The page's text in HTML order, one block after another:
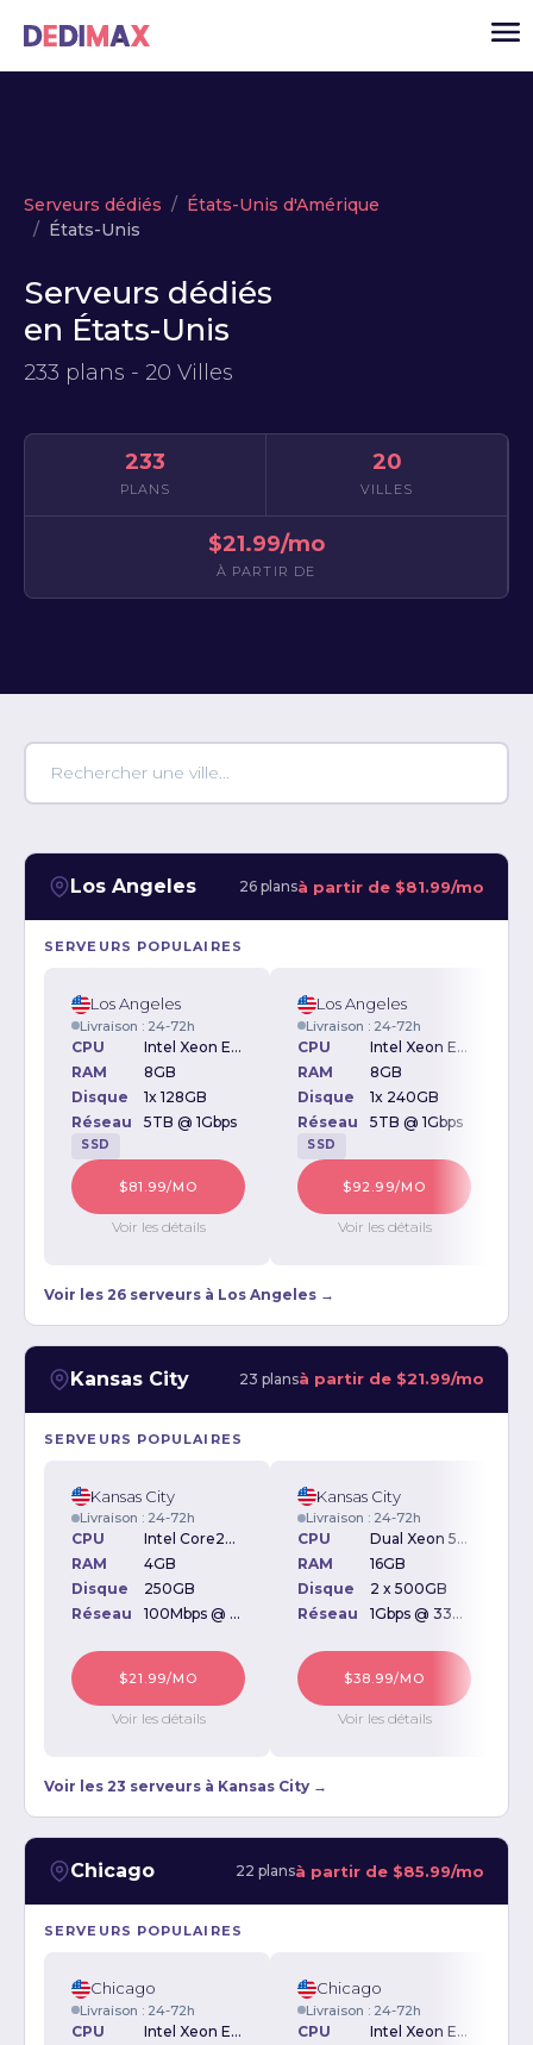
VPS
USD▾
MON ESPACE
Serveurs dédiés
États-Unis d'Amérique
États-Unis
Serveurs dédiés
en États-Unis
233 plans - 20 Villes
233
PLANS
20
VILLES
$21.99/mo
À PARTIR DE
Los Angeles 26 plansà partir de $81.99/mo
SERVEURS POPULAIRES
Los Angeles
Livraison : 24-72h
CPU
Intel Xeon E3-1230v2 3.30GHz
RAM
8GB
Disque
1x 128GB
Réseau
5TB @ 1Gbps
SSD
$81.99/MO
Voir les détails
Los Angeles
Livraison : 24-72h
CPU
Intel Xeon E-2234 3.6GHz
RAM
8GB
Disque
1x 240GB
Réseau
5TB @ 1Gbps
SSD
$92.99/MO
Voir les détails
Voir les 26 serveurs à Los Angeles →
Kansas City 23 plansà partir de $21.99/mo
SERVEURS POPULAIRES
Kansas City
Livraison : 24-72h
CPU
Intel Core2Duo 1.6GHz
RAM
4GB
Disque
250GB
Réseau
100Mbps @ Unmetered
$21.99/MO
Voir les détails
Kansas City
Livraison : 24-72h
CPU
Dual Xeon 5150 2.66Ghz
RAM
16GB
Disque
2 x 500GB
Réseau
1Gbps @ 33TB
$38.99/MO
Voir les détails
Voir les 23 serveurs à Kansas City →
Chicago 22 plansà partir de $85.99/mo
SERVEURS POPULAIRES
Chicago
Livraison : 24-72h
CPU
Intel Xeon E3-1230v2 3.30GHz
Chicago
Livraison : 24-72h
CPU
Intel Xeon E3-1230v2 3.30GHz